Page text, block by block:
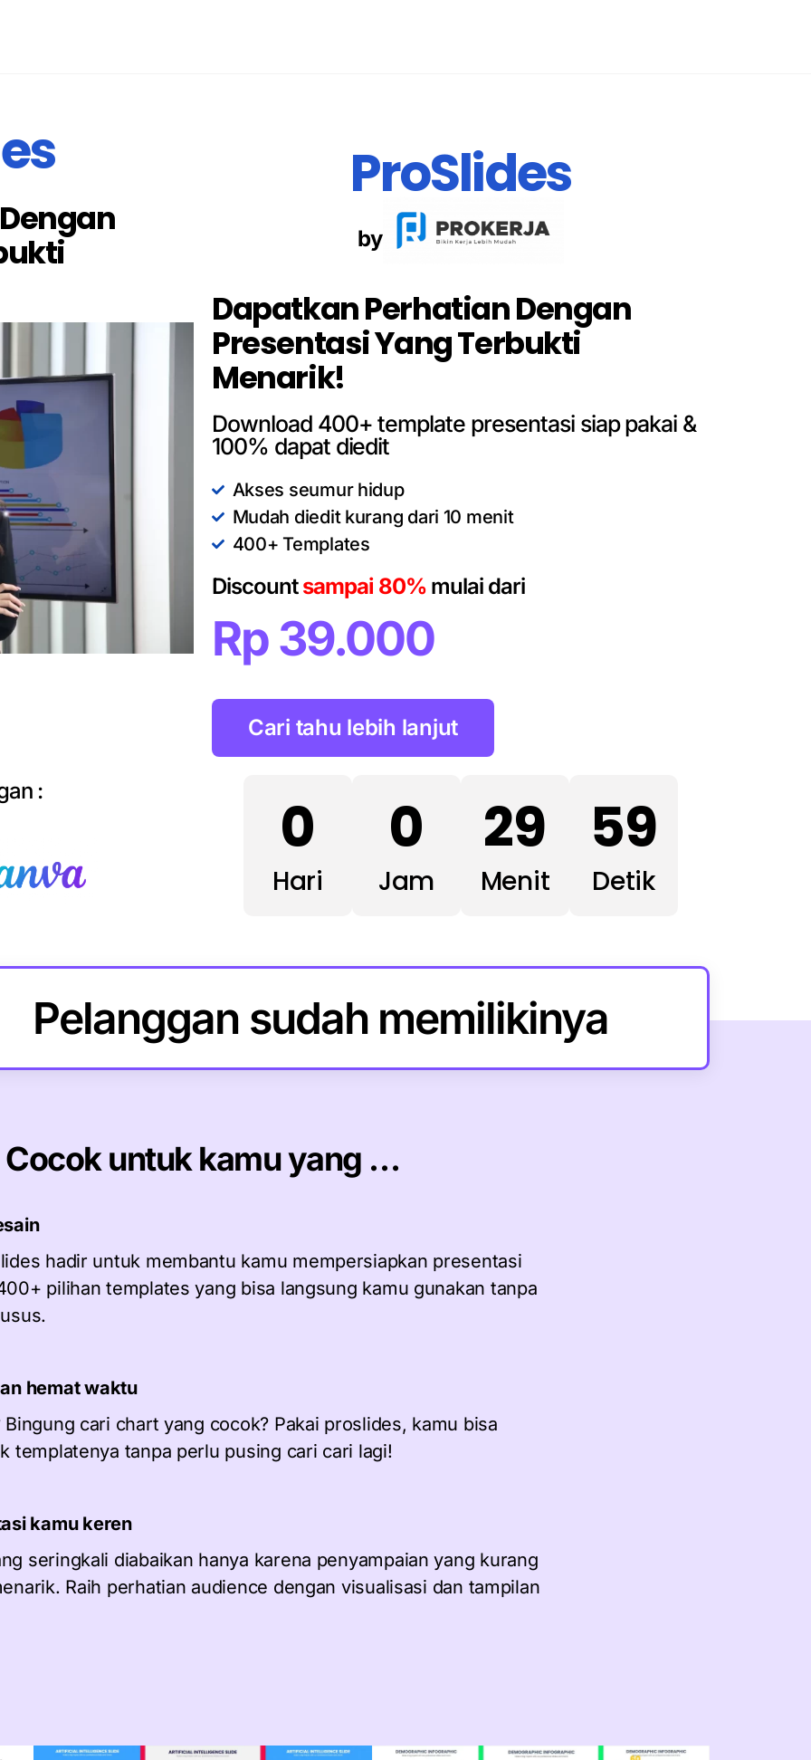
:
ProSlides
by
Dapatkan Perhatian Dengan
Presentasi Yang Terbukti
Menarik!
Download 400+ template presentasi siap pakai &
100% dapat diedit
Akses seumur hidup
Mudah diedit kurang dari 10 menit
400+ Templates
Discountsampai 80% mulai dari
Rp 39.000
Cari tahu lebih lanjut
0
Hari
0
Jam
29
Menit
59
Detik
Pelanggan sudah memilikinya
Cocok untuk kamu yang …
hadir untuk membantu kamu mempersiapkan presentasi
pilihan templates yang bisa langsung kamu gunakan tanpa
hemat waktu
cari chart yang cocok? Pakai proslides, kamu bisa
templatenya tanpa perlu pusing cari cari lagi!
kamu keren
seringkali diabaikan hanya karena penyampaian yang kurang
Raih perhatian audience dengan visualisasi dan tampilan